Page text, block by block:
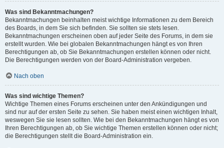
Was sind Bekanntmachungen?
Bekanntmachungen beinhalten meist wichtige Informationen zu dem Bereich
des Boards, in dem Sie sich befinden. Sie sollten sie stets lesen.
Bekanntmachungen erscheinen oben auf jeder Seite des Forums, in dem sie
erstellt wurden. Wie bei globalen Bekanntmachungen hängt es von Ihren
Berechtigungen ab, ob Sie Bekanntmachungen erstellen können oder nicht.
Die Berechtigungen werden von der Board-Administration vergeben.
Nach oben
Was sind wichtige Themen?
Wichtige Themen eines Forums erscheinen unter den Ankündigungen und
sind nur auf der ersten Seite zu sehen. Sie haben meist einen wichtigen Inhalt,
weswegen Sie sie lesen sollten. Wie bei den Bekanntmachungen hängt es von
Ihren Berechtigungen ab, ob Sie wichtige Themen erstellen können oder nicht;
die Berechtigungen stellt die Board-Administration ein.